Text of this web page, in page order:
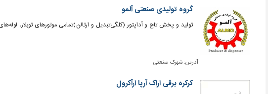
گروه تولیدی صنعتی آلمو
تولید و پخش تاج و آداپتور (کلگی‌تبدیل و ارتالن)تمامی موتورهای توبلار، لوله‌های ۷گرد،۸گرد،۱۱ و هشت
آدرس: شهرک صنعتی
کرکره برقی اراک آرپا ارآکرول